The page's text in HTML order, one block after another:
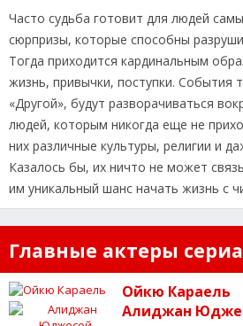
Часто судьба готовит для людей
сюрпризы, которые способны
Тогда приходится кардинальным
жизнь, привычки, поступки. События
«Другой», будут разворачиваться
людей, которым никогда еще не
них различные культуры, религии и
Казалось бы, их ничто не может
им уникальный шанс начать жизнь с
Главные актеры
Ойкю Караель
Алиджан